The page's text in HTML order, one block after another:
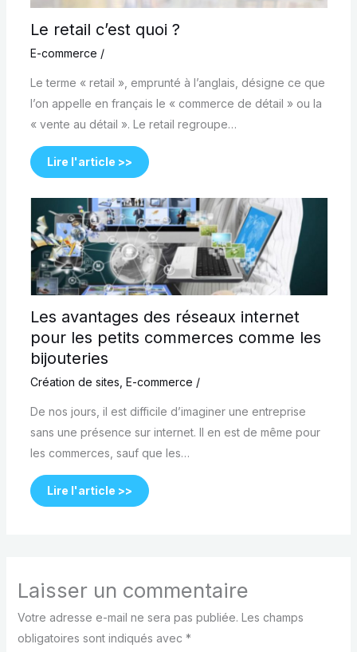
Le retail c’est quoi ?
E-commerce /
Le terme « retail », emprunté à l’anglais, désigne ce que
l’on appelle en français le « commerce de détail » ou la
« vente au détail ». Le retail regroupe…
Lire l'article >>
Les avantages des réseaux internet
pour les petits commerces comme les
bijouteries
Création de sites E-commerce /
De nos jours, il est difficile d’imaginer une entreprise
sans une présence sur internet. Il en est de même pour
les commerces, sauf que les…
Lire l'article >>
Laisser un commentaire
Votre adresse e-mail ne sera pas publiée. Les champs
obligatoires sont indiqués avec *